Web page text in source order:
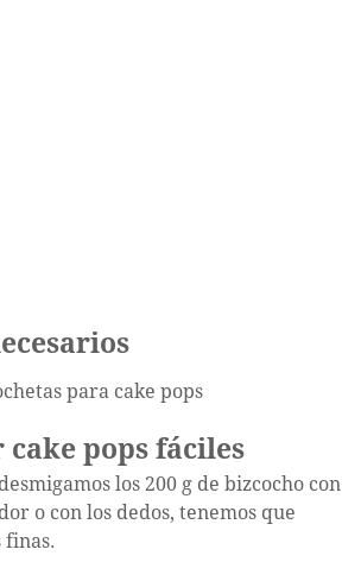
para cake pops
cake pops fáciles
los 200 g de bizcocho con
o con los dedos, tenemos que
finas.